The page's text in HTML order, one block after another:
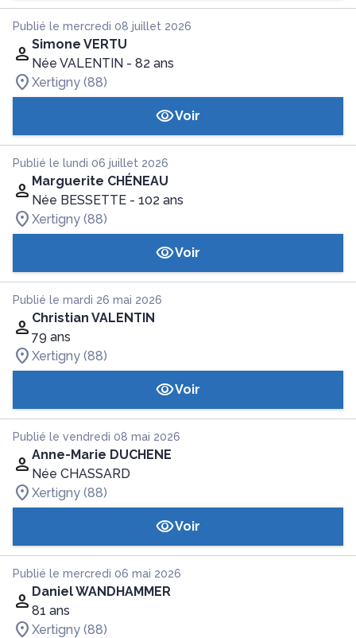
Publié le mercredi 08 juillet 2026
Simone VERTU
Née VALENTIN - 82 ans
Xertigny (88)
Voir
Publié le lundi 06 juillet 2026
Marguerite CHÉNEAU
Née BESSETTE - 102 ans
Xertigny (88)
Voir
Publié le mardi 26 mai 2026
Christian VALENTIN
79 ans
Xertigny (88)
Voir
Publié le vendredi 08 mai 2026
Anne-Marie DUCHENE
Née CHASSARD
Xertigny (88)
Voir
Publié le mercredi 06 mai 2026
Daniel WANDHAMMER
81 ans
Xertigny (88)